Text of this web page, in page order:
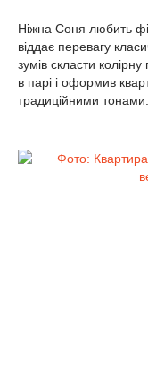
Ніжна Соня любить
віддає перевагу
зумів скласти
в парі і оформив
традиційними тонами.